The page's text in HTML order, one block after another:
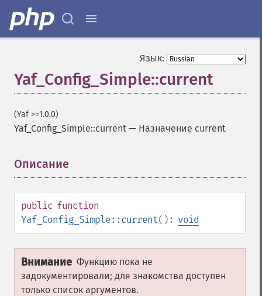
Язык:
Yaf_Config_Simple::current
(Yaf >=1.0.0)
Yaf_Config_Simple::current — Назначение current
Описание
public function
Yaf_Config_Simple::current(): void
Внимание Функцию пока не
задокументировали; для знакомства доступен
только список аргументов.